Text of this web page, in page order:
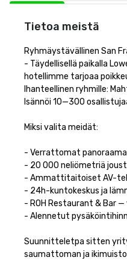
Tietoa meistä
Ryhmäystävällinen San
- Täydellisellä paikalla
hotellimme tarjoaa
Ihanteellinen ryhmille:
Isännöi 10—300
Miksi valita meidät:
- Verrattomat
- 20 000 neliömetriä
- Ammattitaitoiset AV-
- 24h-kuntokeskus ja
- ROH Restaurant & Bar
- Alennetut
Suunnitteletpa sitten
saumattoman ja